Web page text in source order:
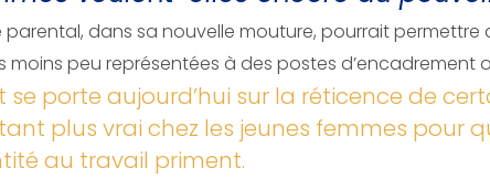
parental, dans sa nouvelle mouture, pourrait
moins peu représentées à des postes d’encadrement
se porte aujourd’hui sur la réticence de
plus vrai chez les jeunes femmes pour
au travail priment.